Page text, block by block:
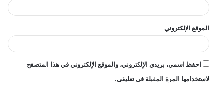
الموقع الإلكتروني
احفظ اسمي، بريدي الإلكتروني، والموقع الإلكتروني في هذا المتصفح
لاستخدامها المرة المقبلة في تعليقي.